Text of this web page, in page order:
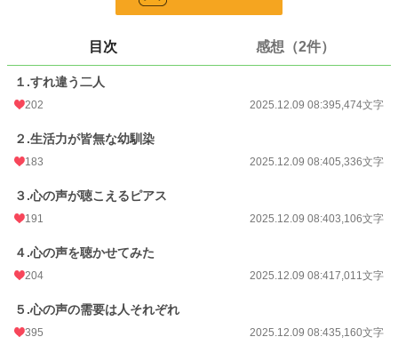
力してもらい決行に踏みきってしまう。
こえるという物だった。
★全５話の作品です★
お気に入り
24h.ポイント 28 pt
文字数
更新日時 2025.12.09 08:43
初回公開日時
初回完結日時 2025.12.09 08:39
目次 感想（2件）
１.すれ違う二人
202 2025.12.09 08:395,474文字
２.生活力が皆無な幼馴染
183 2025.12.09 08:405,336文字
３.心の声が聴こえるピアス
191 2025.12.09 08:403,106文字
４.心の声を聴かせてみた
204 2025.12.09 08:417,011文字
５.心の声の需要は人それぞれ
395 2025.12.09 08:435,160文字